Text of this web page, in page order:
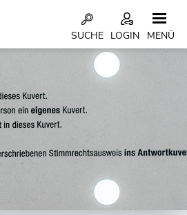
LOGIN
SUCHE MENÜ